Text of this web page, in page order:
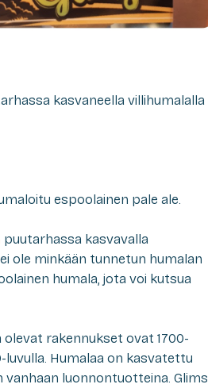
kasvaneella villihumalalla
espoolainen pale ale.
puutarhassa kasvavalla
ole minkään tunnetun humalan
humala, jota voi kutsua
rakennukset ovat 1700-
Humalaa on kasvatettu
luonnontuotteina. Glims